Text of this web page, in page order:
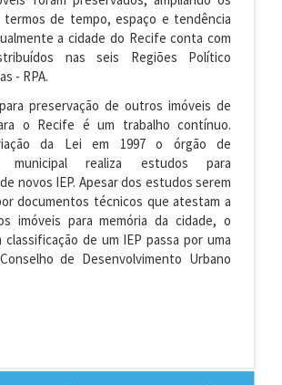
de tempo, espaço e tendência
a cidade do Recife conta com
nas seis Regiões Político
- RPA.
preservação de outros imóveis de
o Recife é um trabalho contínuo.
da Lei em 1997 o órgão de
municipal realiza estudos para
novos IEP. Apesar dos estudos serem
documentos técnicos que atestam a
imóveis para memória da cidade, o
classificação de um IEP passa por uma
de Desenvolvimento Urbano